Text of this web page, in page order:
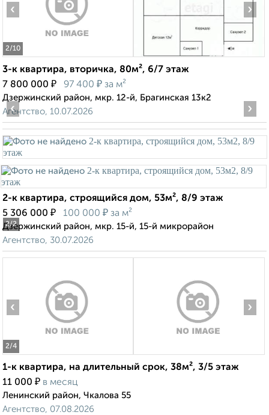
2/10
‹ ›
3-к квартира, вторичка, 80м², 6/7 этаж
7 800 000 ₽ 97 400 ₽ за м²
Дзержинский район, мкр. 12-й, Брагинская 13к2
Агентство, 10.07.2026
2/2
‹ ›
2-к квартира, строящийся дом, 53м², 8/9 этаж
5 306 000 ₽ 100 000 ₽ за м²
Дзержинский район, мкр. 15-й, 15-й микрорайон
Агентство, 30.07.2026
2/4
‹ ›
1-к квартира, на длительный срок, 38м², 3/5 этаж
11 000 ₽ в месяц
Ленинский район, Чкалова 55
Агентство, 07.08.2026